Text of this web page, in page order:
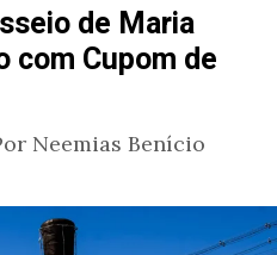
de Maria
com Cupom de
Neemias Benício